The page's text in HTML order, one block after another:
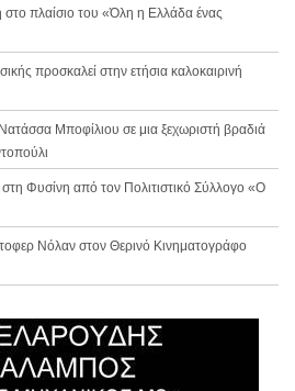
πλαίσιο του «Όλη η Ελλάδα ένας
προσκαλεί στην ετήσια καλοκαιρινή
Μποφίλιου σε μια ξεχωριστή βραδιά
Φυσίνη από τον Πολιτιστικό Σύλλογο «Ο
Νόλαν στον Θερινό Κινηματογράφο